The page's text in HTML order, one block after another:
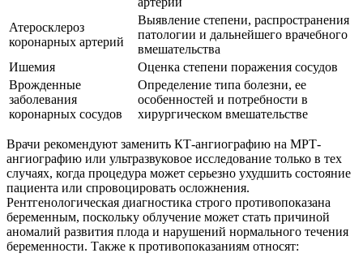
Атеросклероз
коронарных артерий
Выявление степени, распространения
патологии и дальнейшего врачебного
вмешательства
Ишемия
Оценка степени поражения сосудов
Врожденные
заболевания
коронарных сосудов
Определение типа болезни, ее
особенностей и потребности в
хирургическом вмешательстве
Врачи рекомендуют заменить КТ-ангиографию на МРТ-
ангиографию или ультразвуковое исследование только в тех
случаях, когда процедура может серьезно ухудшить состояние
пациента или спровоцировать осложнения.
Рентгенологическая диагностика строго противопоказана
беременным, поскольку облучение может стать причиной
аномалий развития плода и нарушений нормального течения
беременности. Также к противопоказаниям относят: